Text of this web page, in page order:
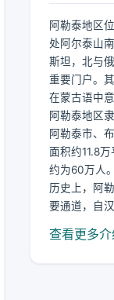
阿勒泰地区
处阿尔泰山
斯坦，北与
重要门户。
在蒙古语中意
阿勒泰地区
阿勒泰市、
面积约11.8
约为60万人。
历史上，阿
要通道，自
查看更多介